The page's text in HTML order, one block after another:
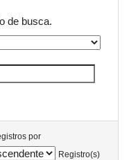
de busca.
por
Registro(s)